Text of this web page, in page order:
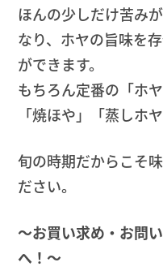
ほんの少しだけ苦み
なり、ホヤの旨味を
ができます。
もちろん定番の「ホ
「焼ほや」「蒸しホ
旬の時期だからこそ
ださい。
〜お買い求め・お問
へ！〜